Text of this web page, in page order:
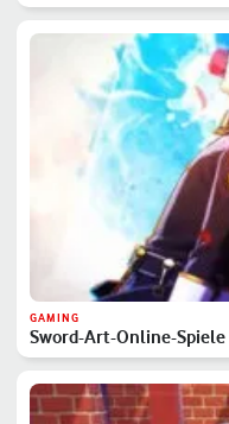
GAMING
Sword-Art-Online-